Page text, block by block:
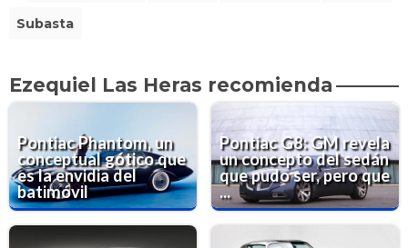
Subasta
Ezequiel Las Heras recomienda
Pontiac Phantom, un
conceptual gótico que
es la envidia del
batimóvil
Pontiac G8: GM revela
un concepto del sedán
que pudo ser, pero que
...